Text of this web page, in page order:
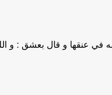
في عنقها و قال بعشق : و